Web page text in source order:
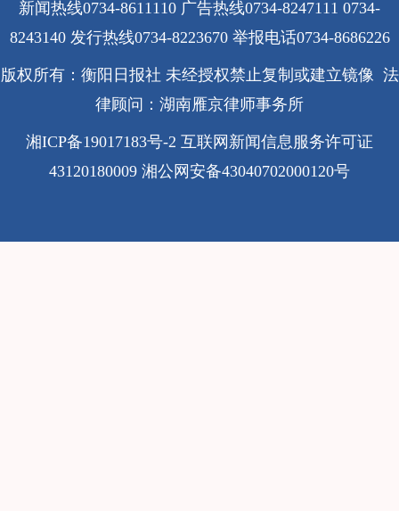
新闻热线0734-8611110 广告热线0734-8247111 0734-
8243140 发行热线0734-8223670 举报电话0734-8686226
版权所有：衡阳日报社 未经授权禁止复制或建立镜像 法
律顾问：湖南雁京律师事务所
湘ICP备19017183号-2 互联网新闻信息服务许可证
43120180009 湘公网安备43040702000120号